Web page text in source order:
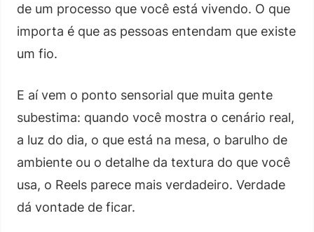
de um processo que você está vivendo. O que
importa é que as pessoas entendam que existe
um fio.
E aí vem o ponto sensorial que muita gente
subestima: quando você mostra o cenário real,
a luz do dia, o que está na mesa, o barulho de
ambiente ou o detalhe da textura do que você
usa, o Reels parece mais verdadeiro. Verdade
dá vontade de ficar.